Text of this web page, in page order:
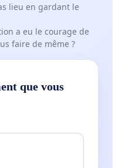
lieu en gardant le
a eu le courage de
faire de même ?
que vous